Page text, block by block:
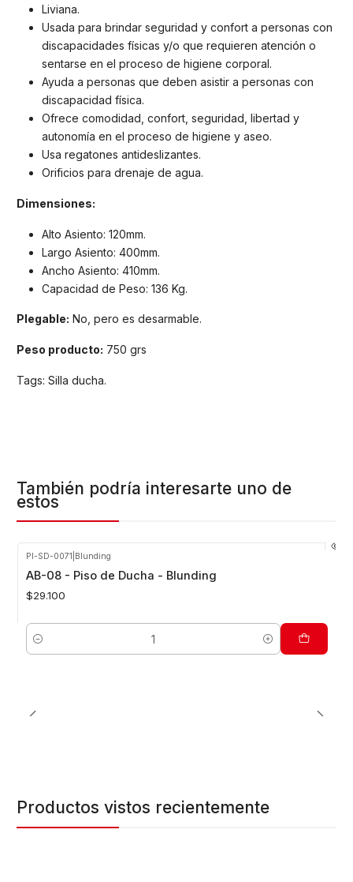
Liviana.
Usada para brindar seguridad y confort a personas con
discapacidades físicas y/o que requieren atención o
sentarse en el proceso de higiene corporal.
Ayuda a personas que deben asistir a personas con
discapacidad física.
Ofrece comodidad, confort, seguridad, libertad y
autonomía en el proceso de higiene y aseo.
Usa regatones antideslizantes.
Orificios para drenaje de agua.
Dimensiones:
Alto Asiento: 120mm.
Largo Asiento: 400mm.
Ancho Asiento: 410mm.
Capacidad de Peso: 136 Kg.
Plegable: No, pero es desarmable.
Peso producto: 750 grs
Tags: Silla ducha.
También podría interesarte uno de
estos
PI-SD-0071 Blunding
AB-08 - Piso de Ducha - Blunding
$29.100
Cantidad
Productos vistos recientemente